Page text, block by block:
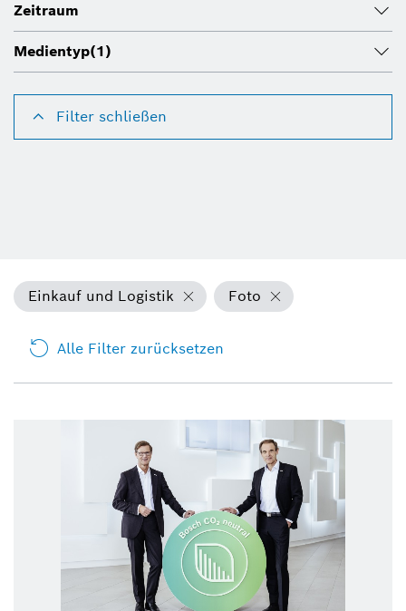
Zeitraum
Medientyp(1)
Filter schließen
Einkauf und Logistik Foto
Alle Filter zurücksetzen